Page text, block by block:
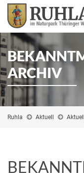
ARCHIV
Ruhla Aktuell